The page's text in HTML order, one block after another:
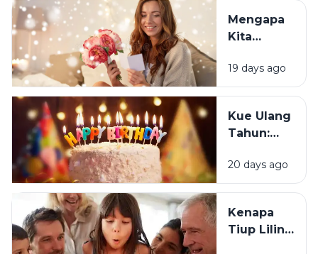
Merasa
Sedih Saat
Tahun?
Mengapa
Kita
Mendapat
Ucapan
Tahun?
19 days ago
Kue Ulang
Tahun:
Tradisi Ini
Berawal?
20 days ago
Kenapa
Tiup Lilin